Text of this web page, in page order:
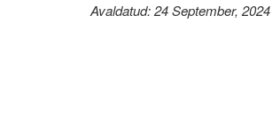
Avaldatud: 24 September, 2024